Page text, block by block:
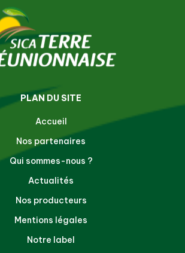
PLAN DU SITE
Accueil
Nos partenaires
Qui sommes-nous ?
Actualités
Nos producteurs
Mentions légales
Notre label